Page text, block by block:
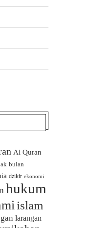
Al Quran
bulan
dzikir ekonomi
hukum
islam
larangan